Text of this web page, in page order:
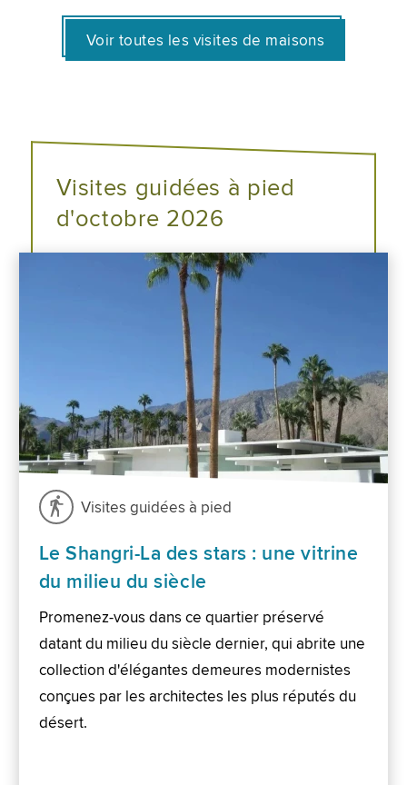
Voir toutes les visites de maisons
Visites guidées à pied
d'octobre 2026
Visites guidées à pied
Le Shangri-La des stars : une vitrine
du milieu du siècle
Promenez-vous dans ce quartier préservé
datant du milieu du siècle dernier, qui abrite une
collection d'élégantes demeures modernistes
conçues par les architectes les plus réputés du
désert.